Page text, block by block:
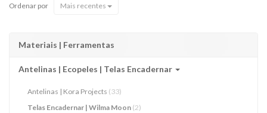
Ordenar por Mais recentes
Materiais | Ferramentas
Antelinas | Ecopeles | Telas Encadernar
Antelinas | Kora Projects (33)
Telas Encadernar | Wilma Moon (2)